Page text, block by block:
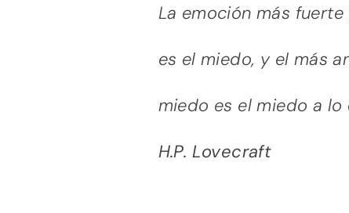
La emoción más
es el miedo, y el más
miedo es el miedo a lo
H.P. Lovecraft